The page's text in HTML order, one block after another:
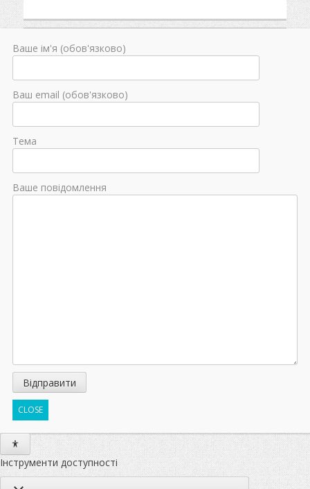
Ваше ім'я (обов'язково)
Ваш email (обов'язково)
Тема
Ваше повідомлення
CLOSE
Інструменти доступності